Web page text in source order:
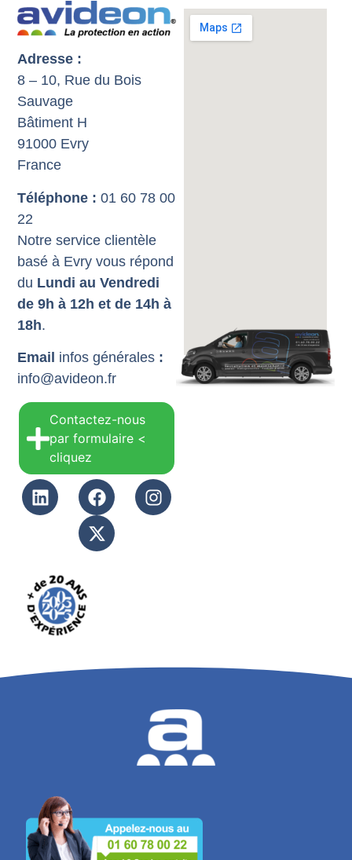
Adresse :
8 – 10, Rue du Bois
Sauvage
Bâtiment H
91000 Evry
France
Téléphone : 01 60 78 00
22
Notre service clientèle
basé à Evry vous répond
du Lundi au Vendredi
de 9h à 12h et de 14h à
18h.
Email infos générales :
info@avideon.fr
Contactez-nous
par formulaire <
cliquez